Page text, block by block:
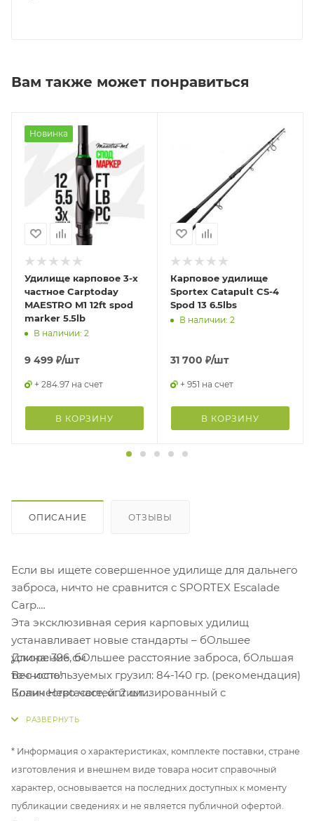
Вам также может понравиться
Новинка
Удилище карповое 3-х
частное Carptoday
MAESTRO M1 12ft spod
marker 5.5lb
В наличии: 2
9 499 ₽/шт
+ 284.97 на счет
В КОРЗИНУ
Карповое удилище
Sportex Catapult CS-4
Spod 13 6.5lbs
В наличии: 2
31 700 ₽/шт
+ 951 на счет
В КОРЗИНУ
ОПИСАНИЕ ОТЗЫВЫ
Если вы ищете совершенное удилище для дальнего
заброса, ничто не сравнится с SPORTEX Escalade
Carp.
Эта эксклюзивная серия карповых удилищ
устанавливает новые стандарты – бОльшее
ускорение, бОльшее расстояние заброса, бОльшая
точность!
Бланк Heptacore, оптимизированный с
точные, чрезвычайно дальние забросы.
Чтобы сделать верхнюю часть хлыста еще более
динамичной, установлены чрезвычайно легкие
Длина: 396 см
Вес используемых грузил: 84-140 гр. (рекомендация)
Количество частей: 2 шт
Размер последнего кольца: 16 мм
* Информация о характеристиках, комплекте поставки, стране
изготовления и внешнем виде товара носит справочный
характер, основывается на последних доступных к моменту
публикации сведениях и не является публичной офертой.